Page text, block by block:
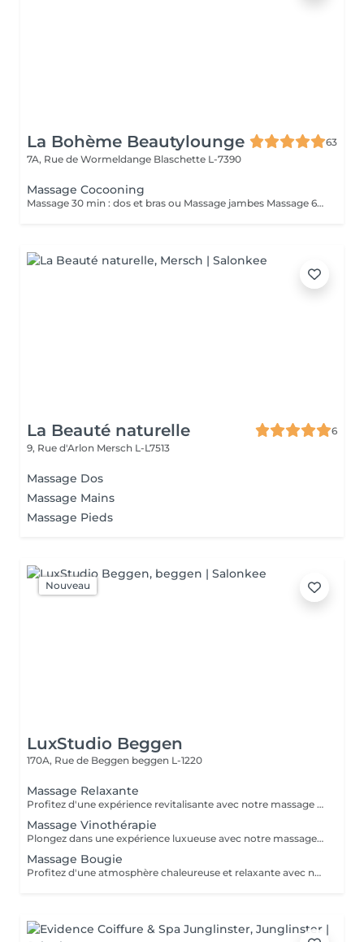
La Bohème Beautylounge
63
7A, Rue de Wormeldange Blaschette L-7390
Massage Cocooning
Massage 30 min : dos et bras ou Massage jambes Massage 60 min dos, bras, jambes *Durée incluant préparation du client et fin de séance ( 10/15 min)*
La Beauté naturelle
6
9, Rue d'Arlon Mersch L-L7513
Massage Dos
Massage Mains
Massage Pieds
Nouveau
LuxStudio Beggen
170A, Rue de Beggen beggen L-1220
Massage Relaxante
Profitez d'une expérience revitalisante avec notre massage relaxant de 40, 60 ou 90 minutes. Nos esthéticiennes utiliseront des techniques douces pour soulager les tensions musculaires, procurant une sensation de tranquillité. Le temps de préparation et d'installation de la cliente est inclus dans la période choisie, garantissant que chaque minute soit consacrée à votre bien-être. Profitez de ce moment pour rajeunir corps et esprit.
Massage Vinothérapie
Plongez dans une expérience luxueuse avec notre massage Vinothérapie de 40, 60 ou 90 minutes. Nos Esthetcienne experts utiliseront des techniques spécifiques, combinant les bienfaits du raisin pour apaiser vos muscles et offrir une sensation de détente profonde. Le temps de préparation et d'installation de la cliente est inclus dans la durée sélectionnée, garantissant une expérience dédiée à votre bien-être. Laissez-vous emporter par ce moment de délice, revitalisant à la fois votre corps et votre esprit.
Massage Bougie
Profitez d'une atmosphère chaleureuse et relaxante avec notre massage aux bougies de 40, 60 ou 90 minutes. Nos esthéticiennes spécialisées intègrent des bougies parfumées pour créer une ambiance paisible tout en appliquant des techniques douces visant à soulager les tensions musculaires. Le temps de préparation et d'installation de la cliente est inclus dans la période choisie, garantissant que chaque minute soit dédiée à votre bien-être. Offrez-vous une expérience de rajeunissement du corps et de l'esprit dans ce cadre serein.